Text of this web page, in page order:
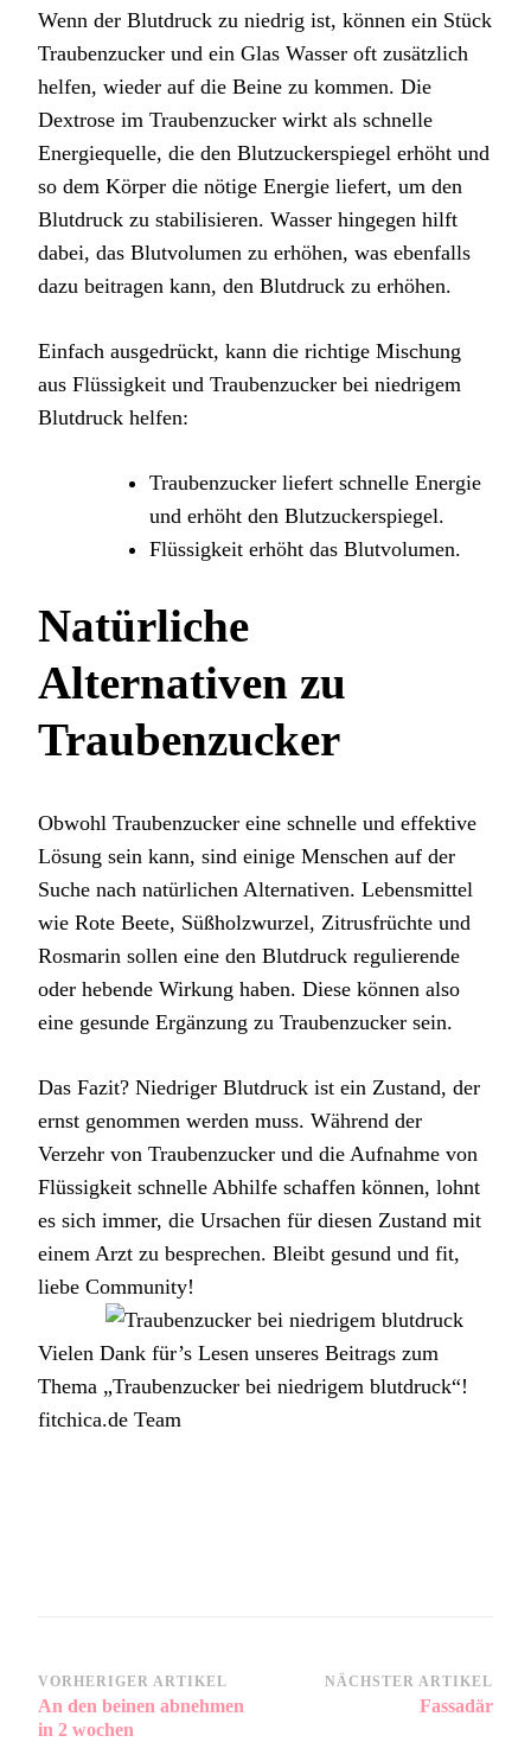
Wenn der Blutdruck zu niedrig ist, können ein Stück
Traubenzucker und ein Glas Wasser oft zusätzlich
helfen, wieder auf die Beine zu kommen. Die
Dextrose im Traubenzucker wirkt als schnelle
Energiequelle, die den Blutzuckerspiegel erhöht und
so dem Körper die nötige Energie liefert, um den
Blutdruck zu stabilisieren. Wasser hingegen hilft
dabei, das Blutvolumen zu erhöhen, was ebenfalls
dazu beitragen kann, den Blutdruck zu erhöhen.
Einfach ausgedrückt, kann die richtige Mischung
aus Flüssigkeit und Traubenzucker bei niedrigem
Blutdruck helfen:
Traubenzucker liefert schnelle Energie
und erhöht den Blutzuckerspiegel.
Flüssigkeit erhöht das Blutvolumen.
Natürliche
Alternativen zu
Traubenzucker
Obwohl Traubenzucker eine schnelle und effektive
Lösung sein kann, sind einige Menschen auf der
Suche nach natürlichen Alternativen. Lebensmittel
wie Rote Beete, Süßholzwurzel, Zitrusfrüchte und
Rosmarin sollen eine den Blutdruck regulierende
oder hebende Wirkung haben. Diese können also
eine gesunde Ergänzung zu Traubenzucker sein.
Das Fazit? Niedriger Blutdruck ist ein Zustand, der
ernst genommen werden muss. Während der
Verzehr von Traubenzucker und die Aufnahme von
Flüssigkeit schnelle Abhilfe schaffen können, lohnt
es sich immer, die Ursachen für diesen Zustand mit
einem Arzt zu besprechen. Bleibt gesund und fit,
liebe Community!
Vielen Dank für’s Lesen unseres Beitrags zum
Thema „Traubenzucker bei niedrigem blutdruck“!
fitchica.de Team
Beitragsnavigation
VORHERIGER ARTIKEL
An den beinen abnehmen
in 2 wochen
NÄCHSTER ARTIKEL
Fassadär